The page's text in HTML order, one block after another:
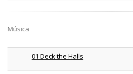
Música
01 Deck the Halls